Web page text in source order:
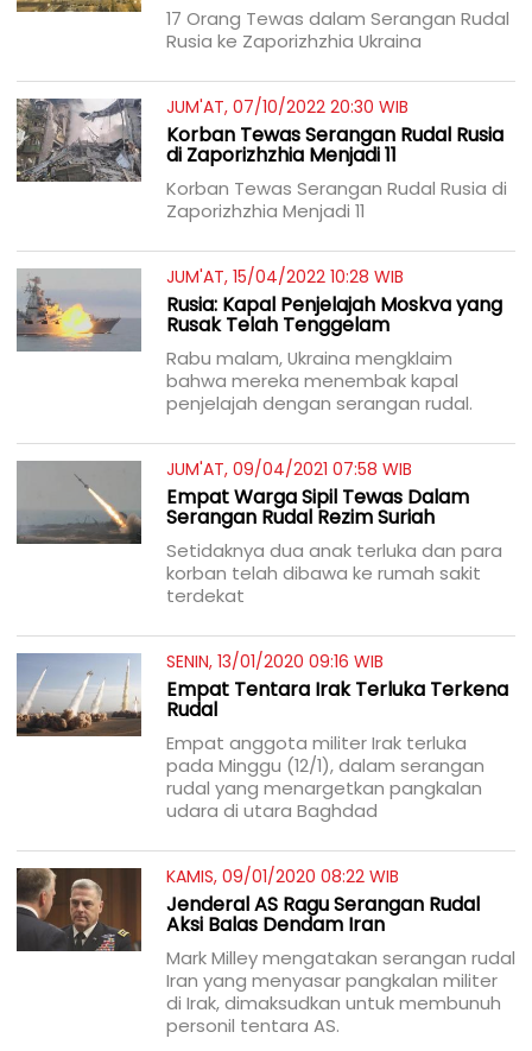
17 Orang Tewas dalam Serangan Rudal
Rusia ke Zaporizhzhia Ukraina
JUM'AT, 07/10/2022 20:30 WIB
Korban Tewas Serangan Rudal Rusia
di Zaporizhzhia Menjadi 11
Korban Tewas Serangan Rudal Rusia di
Zaporizhzhia Menjadi 11
JUM'AT, 15/04/2022 10:28 WIB
Rusia: Kapal Penjelajah Moskva yang
Rusak Telah Tenggelam
Rabu malam, Ukraina mengklaim
bahwa mereka menembak kapal
penjelajah dengan serangan rudal.
JUM'AT, 09/04/2021 07:58 WIB
Empat Warga Sipil Tewas Dalam
Serangan Rudal Rezim Suriah
Setidaknya dua anak terluka dan para
korban telah dibawa ke rumah sakit
terdekat
SENIN, 13/01/2020 09:16 WIB
Empat Tentara Irak Terluka Terkena
Rudal
Empat anggota militer Irak terluka
pada Minggu (12/1), dalam serangan
rudal yang menargetkan pangkalan
udara di utara Baghdad
KAMIS, 09/01/2020 08:22 WIB
Jenderal AS Ragu Serangan Rudal
Aksi Balas Dendam Iran
Mark Milley mengatakan serangan rudal
Iran yang menyasar pangkalan militer
di Irak, dimaksudkan untuk membunuh
personil tentara AS.